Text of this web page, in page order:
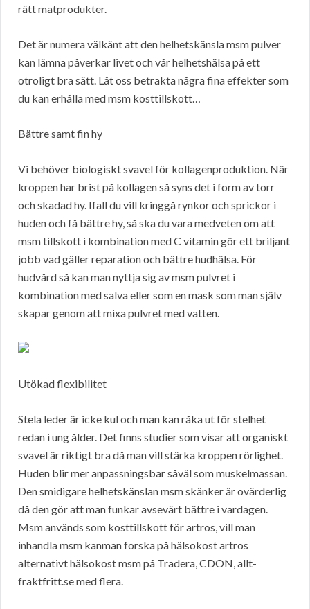
rätt matprodukter.
Det är numera välkänt att den helhetskänsla msm pulver
kan lämna påverkar livet och vår helhetshälsa på ett
otroligt bra sätt. Låt oss betrakta några fina effekter som
du kan erhålla med msm kosttillskott…
Bättre samt fin hy
Vi behöver biologiskt svavel för kollagenproduktion. När
kroppen har brist på kollagen så syns det i form av torr
och skadad hy. Ifall du vill kringgå rynkor och sprickor i
huden och få bättre hy, så ska du vara medveten om att
msm tillskott i kombination med C vitamin gör ett briljant
jobb vad gäller reparation och bättre hudhälsa. För
hudvård så kan man nyttja sig av msm pulvret i
kombination med salva eller som en mask som man själv
skapar genom att mixa pulvret med vatten.
Utökad flexibilitet
Stela leder är icke kul och man kan råka ut för stelhet
redan i ung ålder. Det finns studier som visar att organiskt
svavel är riktigt bra då man vill stärka kroppen rörlighet.
Huden blir mer anpassningsbar såväl som muskelmassan.
Den smidigare helhetskänslan msm skänker är ovärderlig
då den gör att man funkar avsevärt bättre i vardagen.
Msm används som kosttillskott för artros, vill man
inhandla msm kanman forska på hälsokost artros
alternativt hälsokost msm på Tradera, CDON, allt-
fraktfritt.se med flera.